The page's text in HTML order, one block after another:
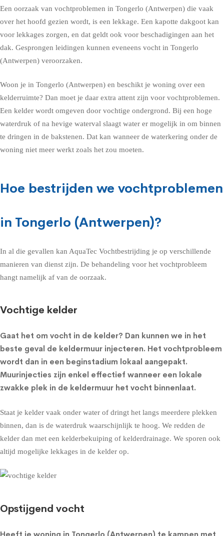
Een oorzaak van vochtproblemen in Tongerlo (Antwerpen) die vaak
over het hoofd gezien wordt, is een lekkage. Een kapotte dakgoot kan
voor lekkages zorgen, en dat geldt ook voor beschadigingen aan het
dak. Gesprongen leidingen kunnen eveneens vocht in Tongerlo
(Antwerpen) veroorzaken.
Woon je in Tongerlo (Antwerpen) en beschikt je woning over een
kelderruimte? Dan moet je daar extra attent zijn voor vochtproblemen.
Een kelder wordt omgeven door vochtige ondergrond. Bij een hoge
waterdruk of na hevige waterval slaagt water er mogelijk in om binnen
te dringen in de bakstenen. Dat kan wanneer de waterkering onder de
woning niet meer werkt zoals het zou moeten.
Hoe bestrijden we vochtproblemen
in Tongerlo (Antwerpen)?
In al die gevallen kan AquaTec Vochtbestrijding je op verschillende
manieren van dienst zijn. De behandeling voor het vochtprobleem
hangt namelijk af van de oorzaak.
Vochtige kelder
Gaat het om vocht in de kelder? Dan kunnen we in het
beste geval de keldermuur injecteren. Het vochtprobleem
wordt dan in een beginstadium lokaal aangepakt.
Muurinjecties zijn enkel effectief wanneer een lokale
zwakke plek in de keldermuur het vocht binnenlaat.
Staat je kelder vaak onder water of dringt het langs meerdere plekken
binnen, dan is de waterdruk waarschijnlijk te hoog. We redden de
kelder dan met een kelderbekuiping of kelderdrainage. We sporen ook
altijd mogelijke lekkages in de kelder op.
Opstijgend vocht
Heeft je woning in Tongerlo (Antwerpen) te kampen met